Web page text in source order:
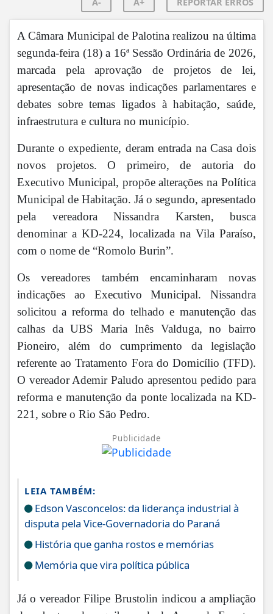
A Câmara Municipal de Palotina realizou na última
segunda-feira (18) a 16ª Sessão Ordinária de 2026,
marcada pela aprovação de projetos de lei,
apresentação de novas indicações parlamentares e
debates sobre temas ligados à habitação, saúde,
infraestrutura e cultura no município.
Durante o expediente, deram entrada na Casa dois
novos projetos. O primeiro, de autoria do
Executivo Municipal, propõe alterações na Política
Municipal de Habitação. Já o segundo, apresentado
pela vereadora Nissandra Karsten, busca
denominar a KD-224, localizada na Vila Paraíso,
com o nome de “Romolo Burin”.
Os vereadores também encaminharam novas
indicações ao Executivo Municipal. Nissandra
solicitou a reforma do telhado e manutenção das
calhas da UBS Maria Inês Valduga, no bairro
Pioneiro, além do cumprimento da legislação
referente ao Tratamento Fora do Domicílio (TFD).
O vereador Ademir Paludo apresentou pedido para
reforma e manutenção da ponte localizada na KD-
221, sobre o Rio São Pedro.
Publicidade
LEIA TAMBÉM:
Edson Vasconcelos: da liderança industrial à
disputa pela Vice-Governadoria do Paraná
História que ganha rostos e memórias
Memória que vira política pública
Já o vereador Filipe Brustolin indicou a ampliação